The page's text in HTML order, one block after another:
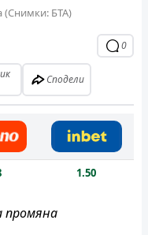
(Снимки: БТА)
0
Сподели
1.50